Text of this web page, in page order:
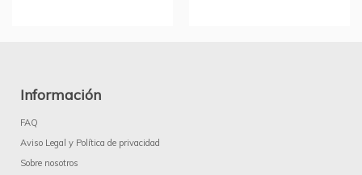
Información
FAQ
Aviso Legal y Política de privacidad
Sobre nosotros